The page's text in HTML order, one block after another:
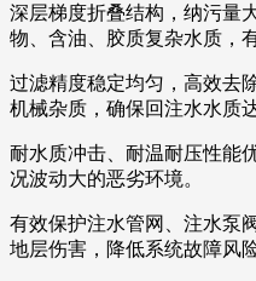
深层梯度折叠结构，纳污量
物、含油、胶质复杂水质，
过滤精度稳定均匀，高效去
机械杂质，确保回注水水质达
耐水质冲击、耐温耐压性能
况波动大的恶劣环境。
有效保护注水管网、注水泵
地层伤害，降低系统故障风险